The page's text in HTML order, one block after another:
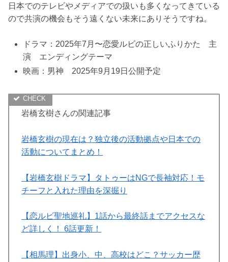
日本でのテレビやメディアでの扱いも多くなってきている
ので共演の機会もそう遠くない未来にありそうですね。
ドラマ：2025年7月〜恋愛ルビの正しいふりかた 主
演 エンディングテーマ
映画：男神 2025年9月19日公開予定
岩橋玄樹さんの関連記事
岩橋玄樹の現在は？独立後の活動拠点や日本での
活動についてまとめ！
【岩橋玄樹ドラマ】タトゥーはNGで長袖対応！モ
チーフと入れた理由を深掘り
【恋ルビ聖地巡礼】1話から最終話までアクセスな
ど詳しく！ 6話更新！
【相馬理】出身小、中、高校はどこ？サッカー歴